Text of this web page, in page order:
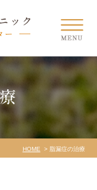
HOME 脂漏症の治療